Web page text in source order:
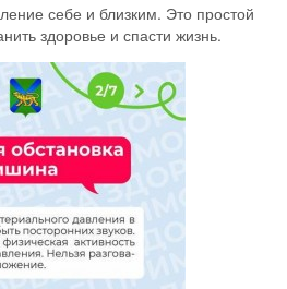
себе и близким. Это простой
здоровье и спасти жизнь.